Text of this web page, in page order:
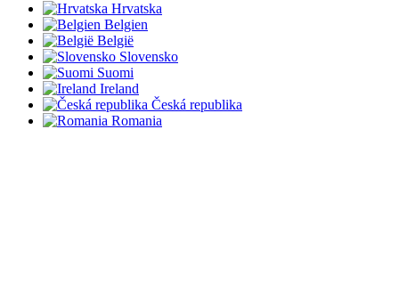
Hrvatska
Belgien
België
Slovensko
Suomi
Ireland
Česká republika
Romania